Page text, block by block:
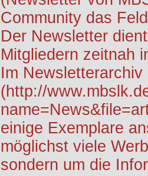
Community das
Der Newsletter
Mitgliedern zeitnah
Im Newsletterarchiv
(http://
einige Exemplare
möglichst viele
sondern um die